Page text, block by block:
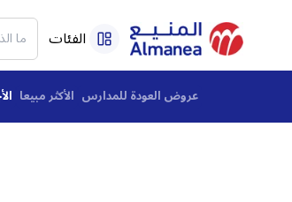
الفئات
عروض العودة للمدارس الأكثر مبيعا